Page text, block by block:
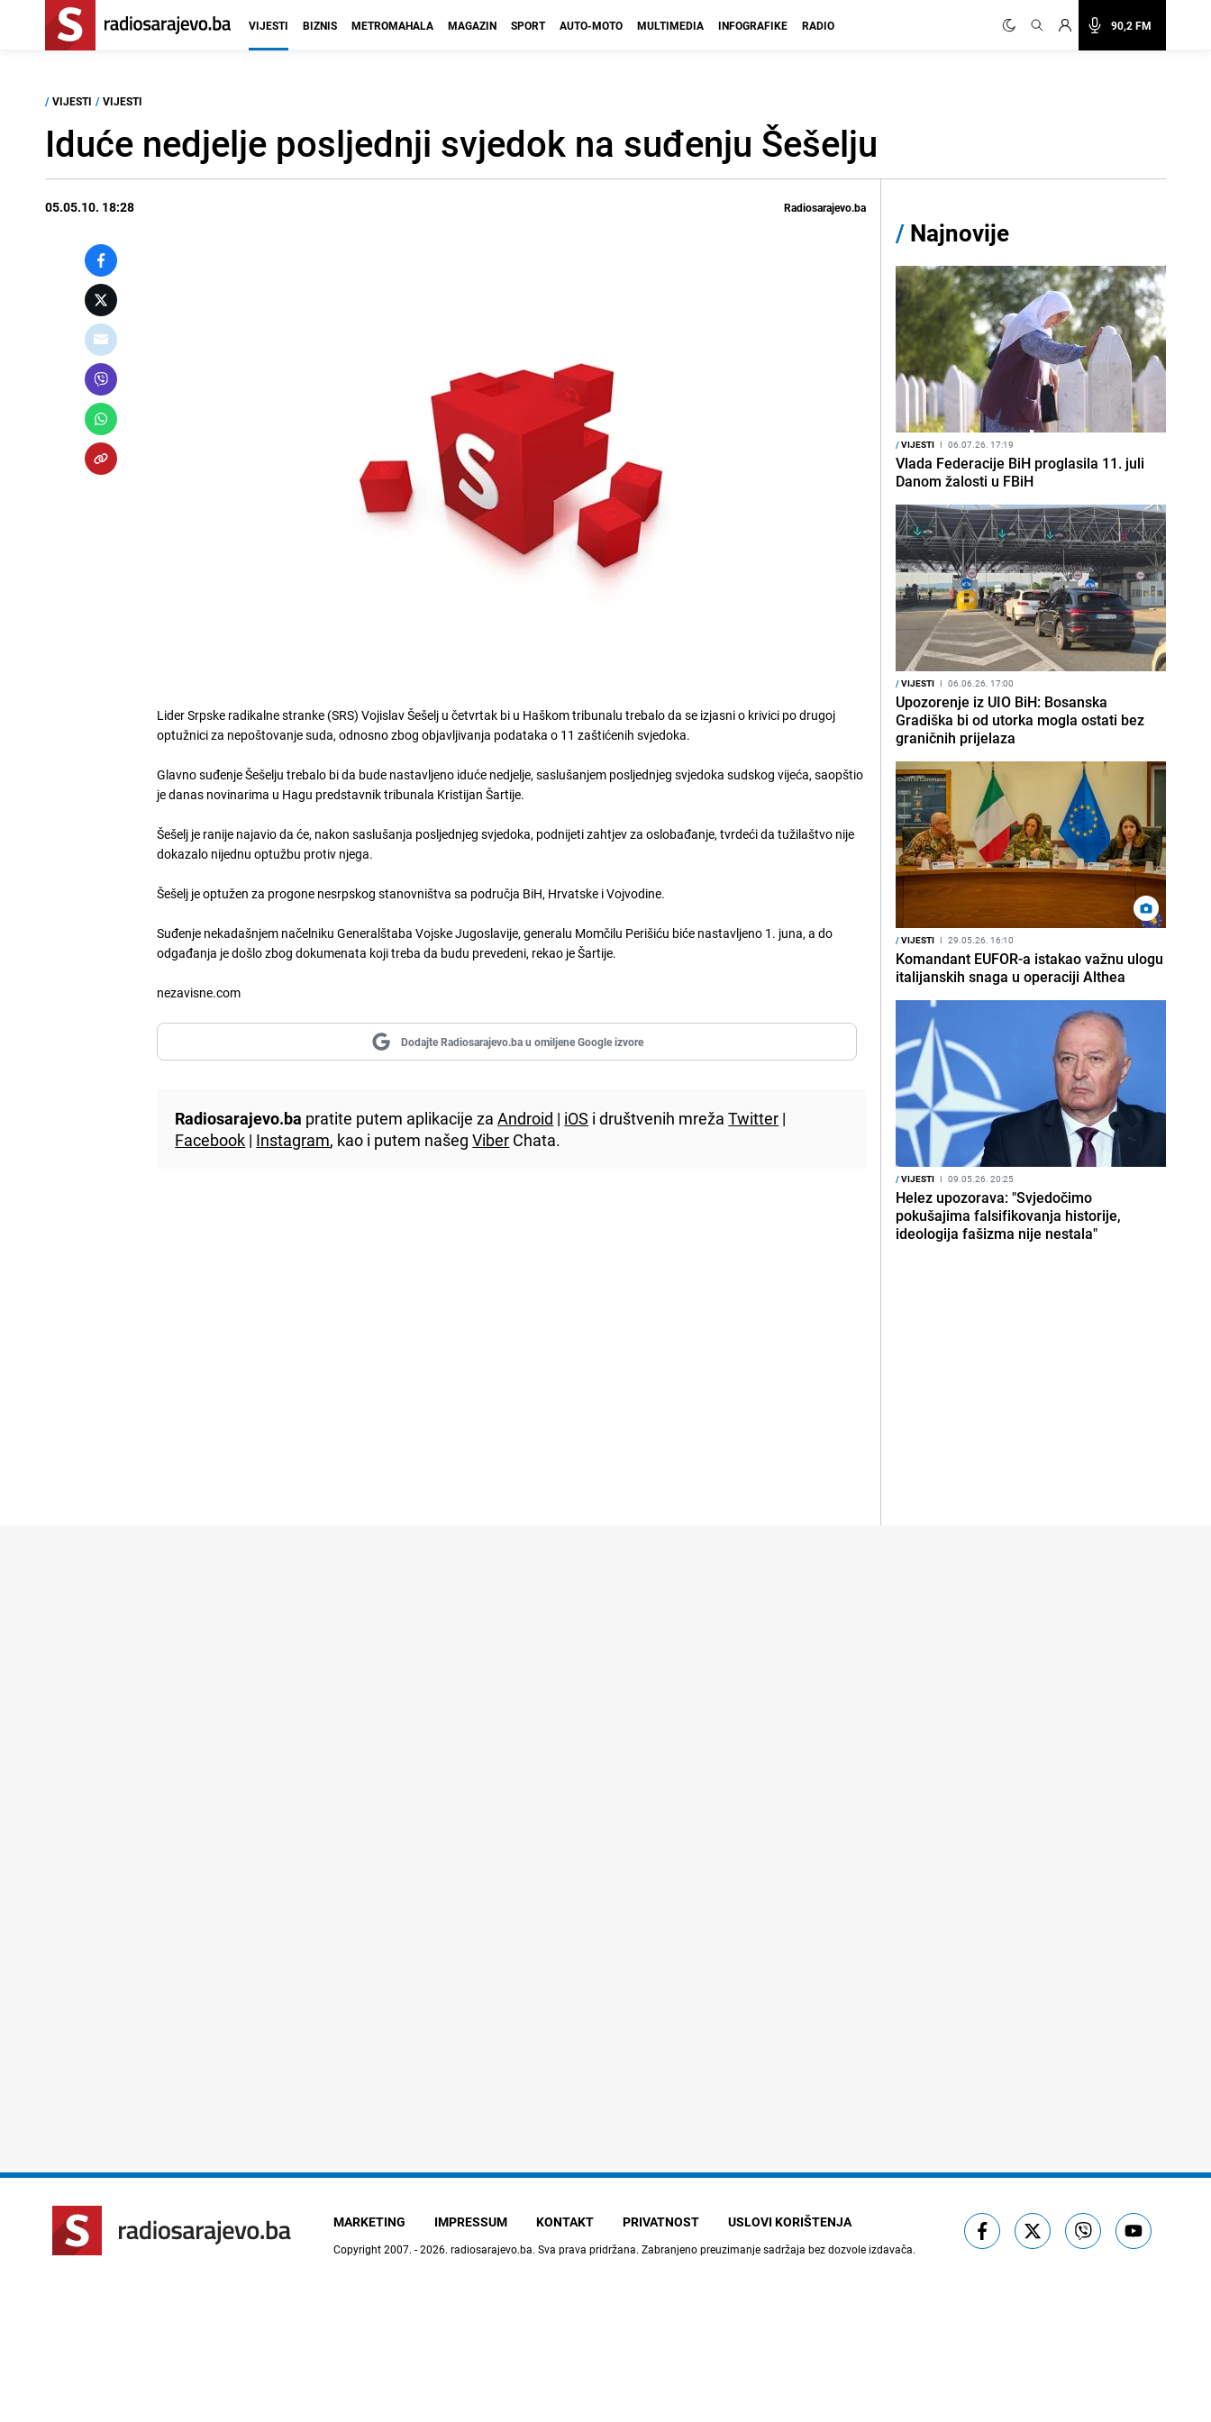
90,2 FM
VIJESTI BIZNIS METROMAHALA MAGAZIN SPORT AUTO-MOTO MULTIMEDIA INFOGRAFIKE RADIO
/ VIJESTI / VIJESTI
Iduće nedjelje posljednji svjedok na suđenju Šešelju
05.05.10. 18:28 Radiosarajevo.ba
Lider Srpske radikalne stranke (SRS) Vojislav Šešelj u četvrtak bi u Haškom tribunalu trebalo da se izjasni o krivici po drugoj
optužnici za nepoštovanje suda, odnosno zbog objavljivanja podataka o 11 zaštićenih svjedoka.
Glavno suđenje Šešelju trebalo bi da bude nastavljeno iduće nedjelje, saslušanjem posljednjeg svjedoka sudskog vijeća, saopštio
je danas novinarima u Hagu predstavnik tribunala Kristijan Šartije.
Šešelj je ranije najavio da će, nakon saslušanja posljednjeg svjedoka, podnijeti zahtjev za oslobađanje, tvrdeći da tužilaštvo nije
dokazalo nijednu optužbu protiv njega.
Šešelj je optužen za progone nesrpskog stanovništva sa područja BiH, Hrvatske i Vojvodine.
Suđenje nekadašnjem načelniku Generalštaba Vojske Jugoslavije, generalu Momčilu Perišiću biće nastavljeno 1. juna, a do
odgađanja je došlo zbog dokumenata koji treba da budu prevedeni, rekao je Šartije.
nezavisne.com
Dodajte Radiosarajevo.ba u omiljene Google izvore
Radiosarajevo.ba pratite putem aplikacije zaAndroid | iOS i društvenih mrežaTwitter |
Facebook | Instagram, kao i putem našegViber Chata.
/ Najnovije
/VIJESTI I 06.07.26. 17:19
Vlada Federacije BiH proglasila 11. juli
Danom žalosti u FBiH
/VIJESTI I 06.06.26. 17:00
Upozorenje iz UIO BiH: Bosanska
Gradiška bi od utorka mogla ostati bez
graničnih prijelaza
/VIJESTI I 29.05.26. 16:10
Komandant EUFOR-a istakao važnu ulogu
italijanskih snaga u operaciji Althea
/VIJESTI I 09.05.26. 20:25
Helez upozorava: "Svjedočimo
pokušajima falsifikovanja historije,
ideologija fašizma nije nestala"
MARKETING IMPRESSUM KONTAKT PRIVATNOST USLOVI KORIŠTENJA
Copyright 2007. - 2026. radiosarajevo.ba. Sva prava pridržana. Zabranjeno preuzimanje sadržaja bez dozvole izdavača.